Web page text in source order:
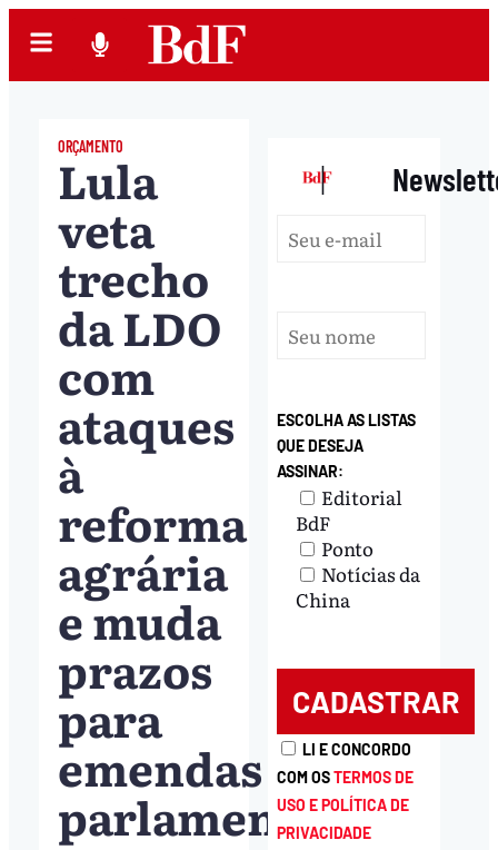
ORÇAMENTO
Lula
veta
trecho
da LDO
com
ataques
à
reforma
agrária
e muda
prazos
para
emendas
parlamentares
|
ESCOLHA AS LISTAS
QUE DESEJA
ASSINAR:
Editorial
BdF
Ponto
Notícias da
China
LI E CONCORDO
COM OSTERMOS DE
USO E POLÍTICA DE
PRIVACIDADE